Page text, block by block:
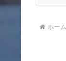
ホーム